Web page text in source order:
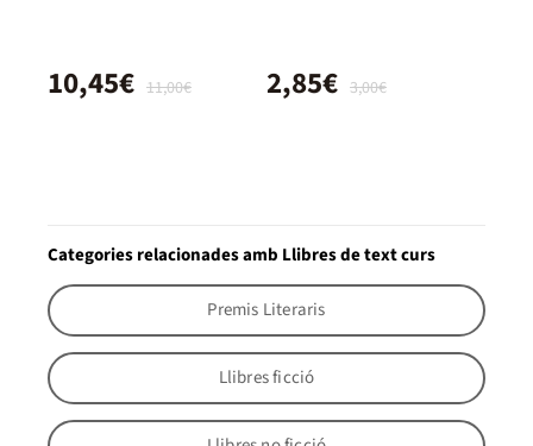
11,00€
10,45€ 3,00€
2,85€
Categories relacionades amb Llibres de text curs
Premis Literaris
Llibres ficció